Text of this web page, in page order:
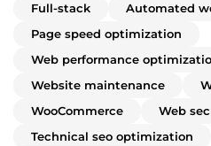
Full-stack
Automated
Page speed optimization
Web performance
Website maintenance
WooCommerce
Web
Technical seo optimization